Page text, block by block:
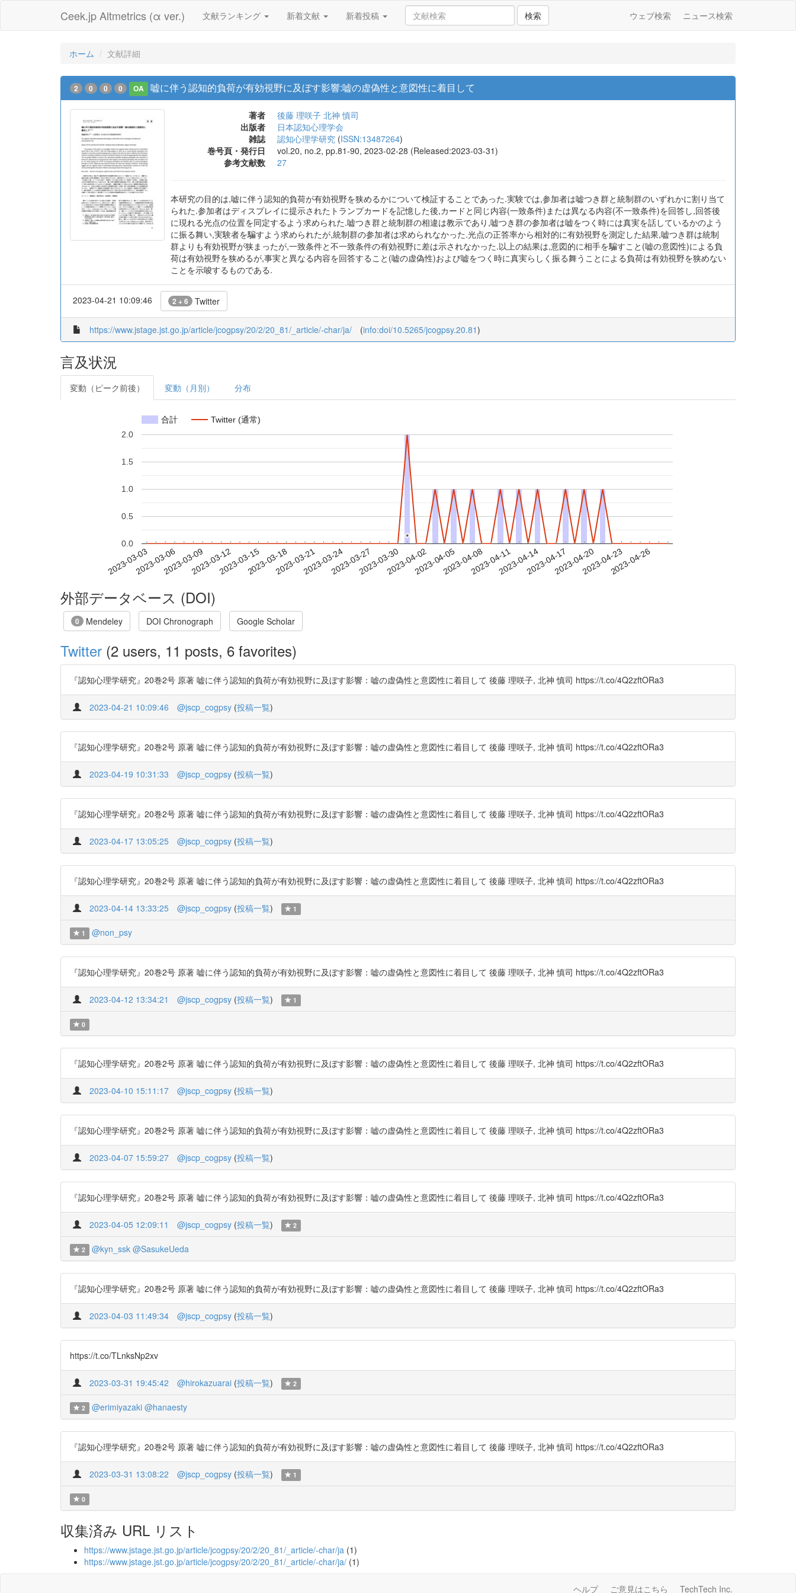
Ceek.jp Altmetrics (α ver.) 文献ランキング 新着文献 新着投稿 検索 ウェブ検索 ニュース検索
ホーム 文献詳細
2 0 0 0 OA 嘘に伴う認知的負荷が有効視野に及ぼす影響:嘘の虚偽性と意図性に着目して
著者 後藤 理咲子 北神 慎司
出版者
日本認知心理学会
雑誌
認知心理学研究 (ISSN:13487264)
巻号頁・発行日
vol.20, no.2, pp.81-90, 2023-02-28 (Released:2023-03-31)
参考文献数
27
本研究の目的は,嘘に伴う認知的負荷が有効視野を狭めるかについて検証することであった.実験では,参加者は嘘つき群と統制群のいずれかに割り当て
られた.参加者はディスプレイに提示されたトランプカードを記憶した後,カードと同じ内容(一致条件)または異なる内容(不一致条件)を回答し,回答後
に現れる光点の位置を同定するよう求められた.嘘つき群と統制群の相違は教示であり,嘘つき群の参加者は嘘をつく時には真実を話しているかのよう
に振る舞い,実験者を騙すよう求められたが,統制群の参加者は求められなかった.光点の正答率から相対的に有効視野を測定した結果,嘘つき群は統制
群よりも有効視野が狭まったが,一致条件と不一致条件の有効視野に差は示されなかった.以上の結果は,意図的に相手を騙すこと(嘘の意図性)による負
荷は有効視野を狭めるが,事実と異なる内容を回答すること(嘘の虚偽性)および嘘をつく時に真実らしく振る舞うことによる負荷は有効視野を狭めない
ことを示唆するものである.
2023-04-21 10:09:46 2 + 6 Twitter
https://www.jstage.jst.go.jp/article/jcogpsy/20/2/20_81/_article/-char/ja/ (info:doi/10.5265/jcogpsy.20.81)
言及状況
変動（ピーク前後） 変動（月別） 分布
合計 Twitter (通常)
2023-03-032023-03-062023-03-092023-03-122023-03-152023-03-182023-03-212023-03-242023-03-272023-03-302023-04-022023-04-052023-04-082023-04-112023-04-142023-04-172023-04-202023-04-232023-04-26
0.0
0.5
1.0
1.5
2.0
*
*
外部データベース (DOI)
0 Mendeley DOI Chronograph Google Scholar
Twitter (2 users, 11 posts, 6 favorites)
『認知心理学研究』20巻2号 原著 嘘に伴う認知的負荷が有効視野に及ぼす影響：嘘の虚偽性と意図性に着目して 後藤 理咲子, 北神 慎司 https://t.co/4Q2zftORa3
2023-04-21 10:09:46 @jscp_cogpsy (投稿一覧)
『認知心理学研究』20巻2号 原著 嘘に伴う認知的負荷が有効視野に及ぼす影響：嘘の虚偽性と意図性に着目して 後藤 理咲子, 北神 慎司 https://t.co/4Q2zftORa3
2023-04-19 10:31:33 @jscp_cogpsy (投稿一覧)
『認知心理学研究』20巻2号 原著 嘘に伴う認知的負荷が有効視野に及ぼす影響：嘘の虚偽性と意図性に着目して 後藤 理咲子, 北神 慎司 https://t.co/4Q2zftORa3
2023-04-17 13:05:25 @jscp_cogpsy (投稿一覧)
『認知心理学研究』20巻2号 原著 嘘に伴う認知的負荷が有効視野に及ぼす影響：嘘の虚偽性と意図性に着目して 後藤 理咲子, 北神 慎司 https://t.co/4Q2zftORa3
2023-04-14 13:33:25 @jscp_cogpsy (投稿一覧) 1
1 @non_psy
『認知心理学研究』20巻2号 原著 嘘に伴う認知的負荷が有効視野に及ぼす影響：嘘の虚偽性と意図性に着目して 後藤 理咲子, 北神 慎司 https://t.co/4Q2zftORa3
2023-04-12 13:34:21 @jscp_cogpsy (投稿一覧) 1
0
『認知心理学研究』20巻2号 原著 嘘に伴う認知的負荷が有効視野に及ぼす影響：嘘の虚偽性と意図性に着目して 後藤 理咲子, 北神 慎司 https://t.co/4Q2zftORa3
2023-04-10 15:11:17 @jscp_cogpsy (投稿一覧)
『認知心理学研究』20巻2号 原著 嘘に伴う認知的負荷が有効視野に及ぼす影響：嘘の虚偽性と意図性に着目して 後藤 理咲子, 北神 慎司 https://t.co/4Q2zftORa3
2023-04-07 15:59:27 @jscp_cogpsy (投稿一覧)
『認知心理学研究』20巻2号 原著 嘘に伴う認知的負荷が有効視野に及ぼす影響：嘘の虚偽性と意図性に着目して 後藤 理咲子, 北神 慎司 https://t.co/4Q2zftORa3
2023-04-05 12:09:11 @jscp_cogpsy (投稿一覧) 2
2 @kyn_ssk @SasukeUeda
『認知心理学研究』20巻2号 原著 嘘に伴う認知的負荷が有効視野に及ぼす影響：嘘の虚偽性と意図性に着目して 後藤 理咲子, 北神 慎司 https://t.co/4Q2zftORa3
2023-04-03 11:49:34 @jscp_cogpsy (投稿一覧)
https://t.co/TLnksNp2xv
2023-03-31 19:45:42 @hirokazuarai (投稿一覧) 2
2 @erimiyazaki @hanaesty
『認知心理学研究』20巻2号 原著 嘘に伴う認知的負荷が有効視野に及ぼす影響：嘘の虚偽性と意図性に着目して 後藤 理咲子, 北神 慎司 https://t.co/4Q2zftORa3
2023-03-31 13:08:22 @jscp_cogpsy (投稿一覧) 1
0
収集済み URL リスト
https://www.jstage.jst.go.jp/article/jcogpsy/20/2/20_81/_article/-char/ja (1)
https://www.jstage.jst.go.jp/article/jcogpsy/20/2/20_81/_article/-char/ja/ (1)
ヘルプ ご意見はこちら TechTech Inc.